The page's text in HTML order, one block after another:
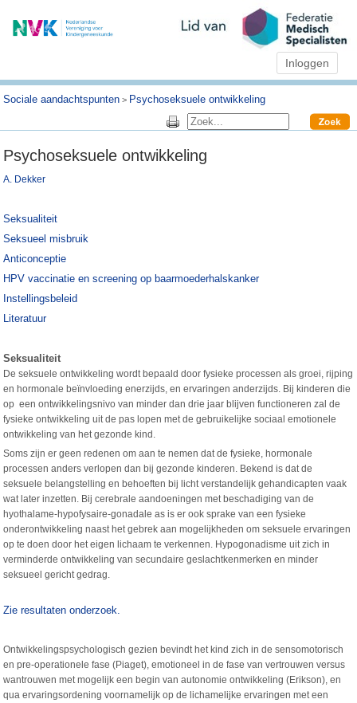
Inloggen
Sociale aandachtspunten > Psychoseksuele ontwikkeling
Psychoseksuele ontwikkeling
A. Dekker
Seksualiteit
Seksueel misbruik
Anticonceptie
HPV vaccinatie en screening op baarmoederhalskanker
Instellingsbeleid
Literatuur
Seksualiteit
De seksuele ontwikkeling wordt bepaald door fysieke processen als groei, rijping
en hormonale beïnvloeding enerzijds, en ervaringen anderzijds. Bij kinderen die
op een ontwikkelingsnivo van minder dan drie jaar blijven functioneren zal de
fysieke ontwikkeling uit de pas lopen met de gebruikelijke sociaal emotionele
ontwikkeling van het gezonde kind.
Soms zijn er geen redenen om aan te nemen dat de fysieke, hormonale
processen anders verlopen dan bij gezonde kinderen. Bekend is dat de
seksuele belangstelling en behoeften bij licht verstandelijk gehandicapten vaak
wat later inzetten. Bij cerebrale aandoeningen met beschadiging van de
hyothalame-hypofysaire-gonadale as is er ook sprake van een fysieke
onderontwikkeling naast het gebrek aan mogelijkheden om seksuele ervaringen
op te doen door het eigen lichaam te verkennen. Hypogonadisme uit zich in
verminderde ontwikkeling van secundaire geslachtkenmerken en minder
seksueel gericht gedrag.
Zie resultaten onderzoek.
Ontwikkelingspsychologisch gezien bevindt het kind zich in de sensomotorisch
en pre-operationele fase (Piaget), emotioneel in de fase van vertrouwen versus
wantrouwen met mogelijk een begin van autonomie ontwikkeling (Erikson), en
qua ervaringsordening voornamelijk op de lichamelijke ervaringen met een